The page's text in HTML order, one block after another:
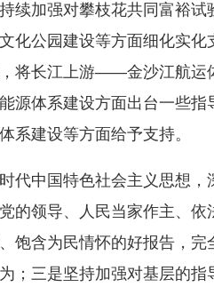
续加强对攀枝花共同富裕
化公园建设等方面细化实
将长江上游——金沙江航运
源体系建设方面出台一些
系建设等方面给予支持。
中国特色社会主义思想，
的领导、人民当家作主、
饱含为民情怀的好报告，
；三是坚持加强对基层的